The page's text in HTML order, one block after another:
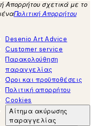
Απορρήτου σχετικά με το
Πολιτική Απορρήτου
Desenio Art Advice
Customer service
Παρακολούθηση
παραγγελίας
Όροι και προϋποθέσεις
Πολιτική απορρήτου
Cookies
Αίτημα ακύρωσης
παραγγελίας